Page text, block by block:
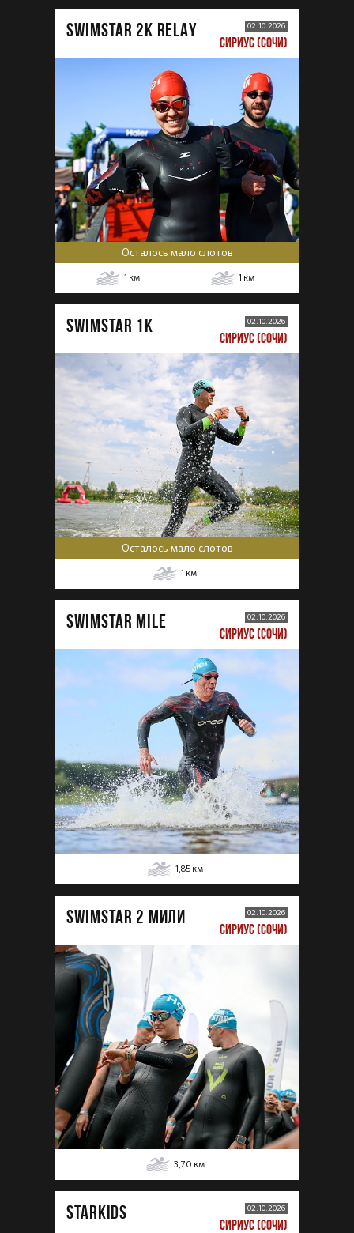
SWIMSTAR 2K RELAY 02.10.2026
СИРИУС (СОЧИ)
Осталось мало слотов
1 км 1 км
SWIMSTAR 1K 02.10.2026
СИРИУС (СОЧИ)
Осталось мало слотов
1 км
SWIMSTAR MILE 02.10.2026
СИРИУС (СОЧИ)
1,85 км
SWIMSTAR 2 МИЛИ 02.10.2026
СИРИУС (СОЧИ)
3,70 км
STARKIDS 02.10.2026
СИРИУС (СОЧИ)